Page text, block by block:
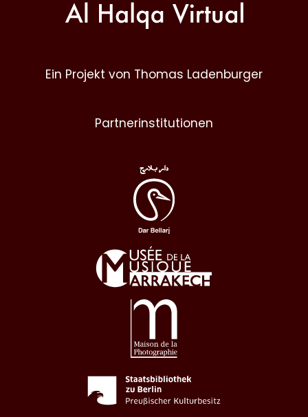
Ein Projekt von Thomas Ladenburger
Partnerinstitutionen